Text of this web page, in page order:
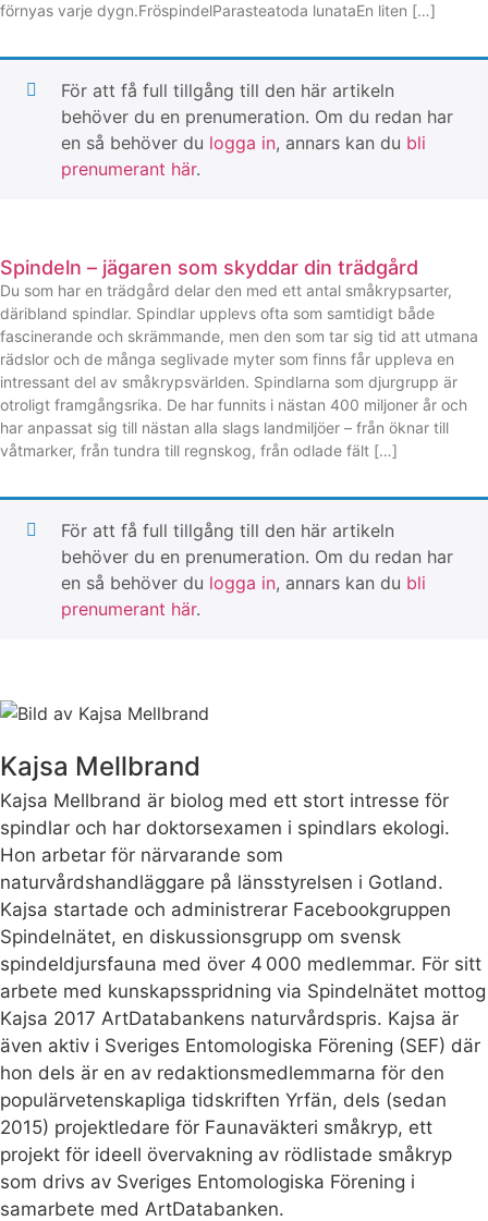
förnyas varje dygn.FröspindelParasteatoda lunataEn liten […]
För att få full tillgång till den här artikeln
behöver du en prenumeration. Om du redan har
en så behöver du logga in, annars kan du bli
prenumerant här.
Spindeln – jägaren som skyddar din trädgård
Du som har en trädgård delar den med ett antal småkrypsarter,
däribland spindlar. Spindlar upplevs ofta som samtidigt både
fascinerande och skrämmande, men den som tar sig tid att utmana
rädslor och de många seglivade myter som finns får uppleva en
intressant del av småkrypsvärlden. Spindlarna som djurgrupp är
otroligt framgångsrika. De har funnits i nästan 400 miljoner år och
har anpassat sig till nästan alla slags landmiljöer – från öknar till
våtmarker, från tundra till regnskog, från odlade fält […]
För att få full tillgång till den här artikeln
behöver du en prenumeration. Om du redan har
en så behöver du logga in, annars kan du bli
prenumerant här.
Kajsa Mellbrand
Kajsa Mellbrand är biolog med ett stort intresse för
spindlar och har doktorsexamen i spindlars ekologi.
Hon arbetar för närvarande som
naturvårdshandläggare på länsstyrelsen i Gotland.
Kajsa startade och administrerar Facebookgruppen
Spindelnätet, en diskussionsgrupp om svensk
spindeldjursfauna med över 4 000 medlemmar. För sitt
arbete med kunskapsspridning via Spindelnätet mottog
Kajsa 2017 ArtDatabankens naturvårdspris. Kajsa är
även aktiv i Sveriges Entomologiska Förening (SEF) där
hon dels är en av redaktionsmedlemmarna för den
populärvetenskapliga tidskriften Yrfän, dels (sedan
2015) projektledare för Faunaväkteri småkryp, ett
projekt för ideell övervakning av rödlistade småkryp
som drivs av Sveriges Entomologiska Förening i
samarbete med ArtDatabanken.